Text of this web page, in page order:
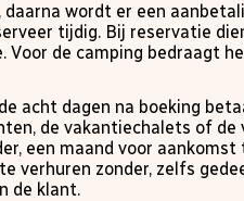
daarna wordt er een
tijdig. Bij reservatie
Voor de camping bedraagt
acht dagen na boeking
de vakantiechalets of
een maand voor
verhuren zonder, zelfs
de klant.